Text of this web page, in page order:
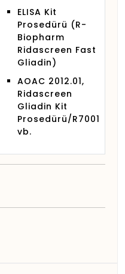
ELISA Kit
Prosedürü (R-
Biopharm
Ridascreen Fast
Gliadin)
AOAC 2012.01,
Ridascreen
Gliadin Kit
Prosedürü/R7001
vb.